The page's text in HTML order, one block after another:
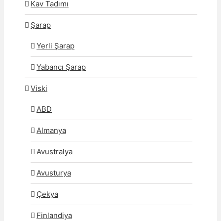
Kav Tadımı
Şarap
Yerli Şarap
Yabancı Şarap
Viski
ABD
Almanya
Avustralya
Avusturya
Çekya
Finlandiya